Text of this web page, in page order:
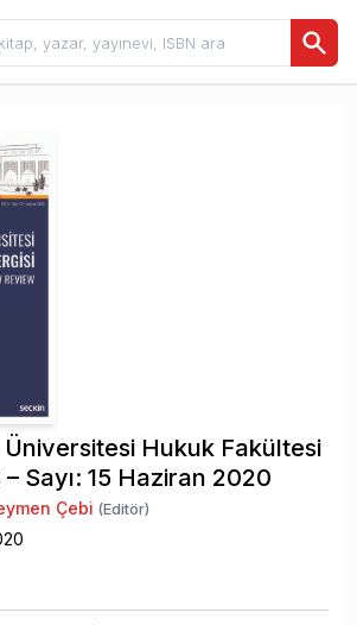
Hukuk Fakültesi
Sayı: 15 Haziran 2020
Çebi (Editör)